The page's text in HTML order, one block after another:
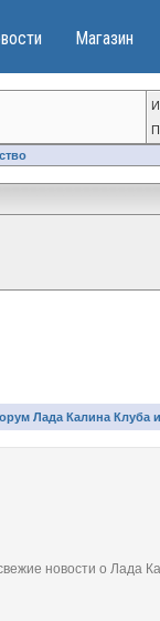
Магазин
Лада Калина Клуба
новости о Лада